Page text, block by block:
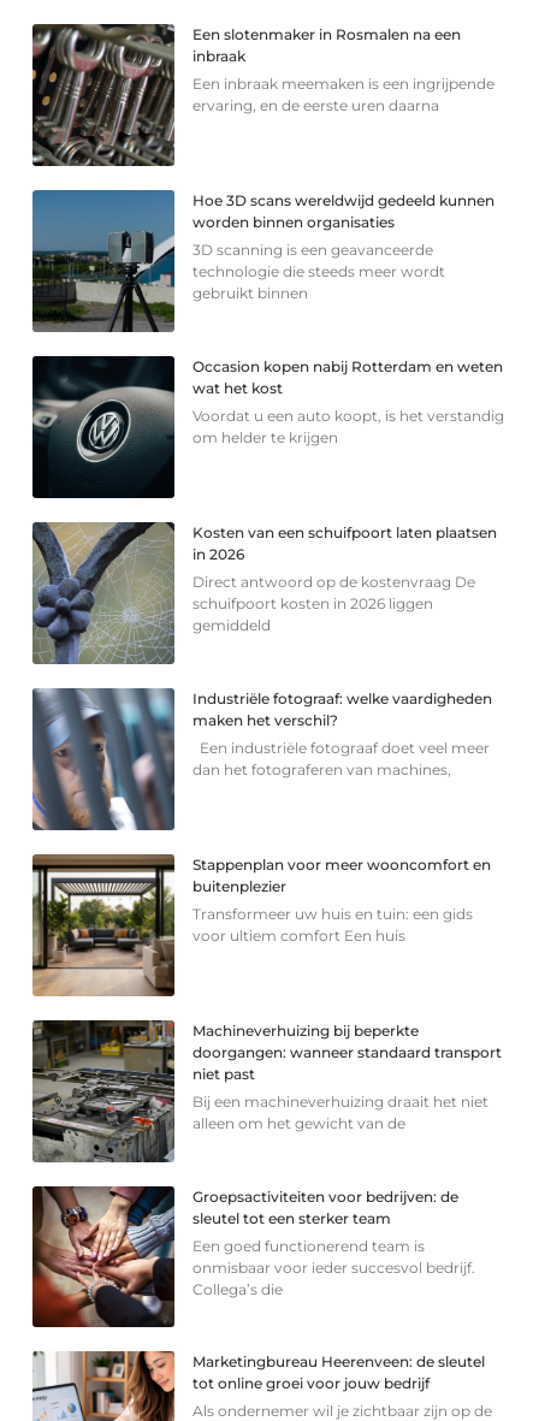
Een slotenmaker in Rosmalen na een
inbraak
Een inbraak meemaken is een ingrijpende
ervaring, en de eerste uren daarna
Hoe 3D scans wereldwijd gedeeld kunnen
worden binnen organisaties
3D scanning is een geavanceerde
technologie die steeds meer wordt
gebruikt binnen
Occasion kopen nabij Rotterdam en weten
wat het kost
Voordat u een auto koopt, is het verstandig
om helder te krijgen
Kosten van een schuifpoort laten plaatsen
in 2026
Direct antwoord op de kostenvraag De
schuifpoort kosten in 2026 liggen
gemiddeld
Industriële fotograaf: welke vaardigheden
maken het verschil?
Een industriële fotograaf doet veel meer
dan het fotograferen van machines,
Stappenplan voor meer wooncomfort en
buitenplezier
Transformeer uw huis en tuin: een gids
voor ultiem comfort Een huis
Machineverhuizing bij beperkte
doorgangen: wanneer standaard transport
niet past
Bij een machineverhuizing draait het niet
alleen om het gewicht van de
Groepsactiviteiten voor bedrijven: de
sleutel tot een sterker team
Een goed functionerend team is
onmisbaar voor ieder succesvol bedrijf.
Collega’s die
Marketingbureau Heerenveen: de sleutel
tot online groei voor jouw bedrijf
Als ondernemer wil je zichtbaar zijn op de